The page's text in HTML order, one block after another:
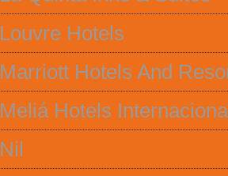
Louvre Hotels
Marriott Hotels And
Meliá Hotels
Nil